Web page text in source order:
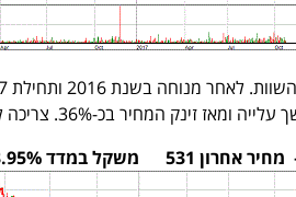
זינק המחיר בכ-36%. צריכה להמשיך ולעלות, יעד המחיר הוא 35,000 עד סוף 2018.
531 משקל במדד 3.95%